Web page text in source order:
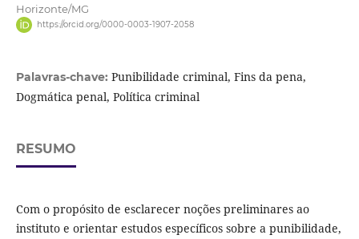
Horizonte/MG
https://orcid.org/0000-0003-1907-2058
Palavras-chave: Punibilidade criminal, Fins da pena,
Dogmática penal, Política criminal
RESUMO
Com o propósito de esclarecer noções preliminares ao
instituto e orientar estudos específicos sobre a punibilidade,